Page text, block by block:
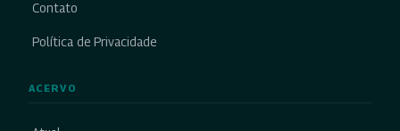
Contato
Política de Privacidade
ACERVO